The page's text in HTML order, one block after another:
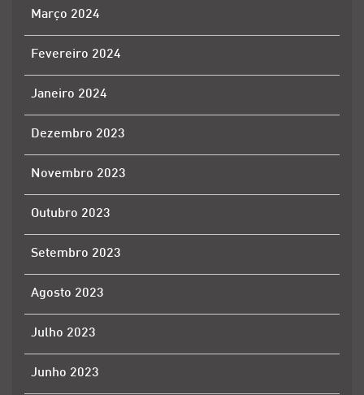
Março 2024
Fevereiro 2024
Janeiro 2024
Dezembro 2023
Novembro 2023
Outubro 2023
Setembro 2023
Agosto 2023
Julho 2023
Junho 2023